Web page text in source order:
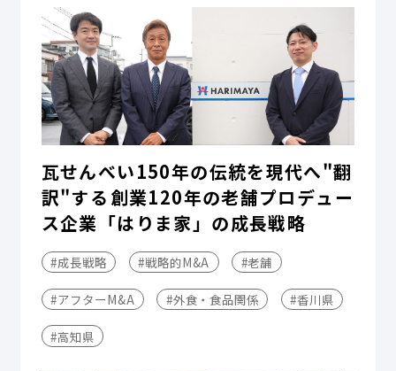
瓦せんべい150年の伝統を現代へ"翻
訳"する――創業120年の老舗プロデュー
ス企業「はりま家」の成長戦略
#成長戦略 #戦略的M&A #老舗
#アフターM&A #外食・食品関係 #香川県
#高知県